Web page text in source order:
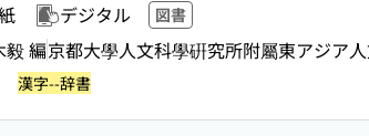
デジタル 図書
毅 編京都大學人文科學硏究所附屬東アジア
漢字--辞書